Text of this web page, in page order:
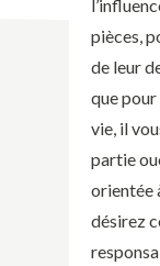
pièces,
de leur
que
vie, il
partie
orientée
désirez